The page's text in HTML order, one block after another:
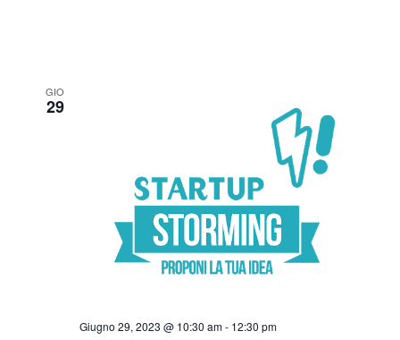
GIO
29
Giugno 29, 2023 @ 10:30 am- 12:30 pm